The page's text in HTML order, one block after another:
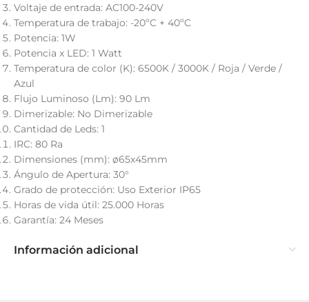
Voltaje de entrada: AC100-240V
Temperatura de trabajo: -20ºC + 40ºC
Potencia: 1W
Potencia x LED: 1 Watt
Temperatura de color (K): 6500K / 3000K / Roja / Verde /
Azul
Flujo Luminoso (Lm): 90 Lm
Dimerizable: No Dimerizable
Cantidad de Leds: 1
IRC: 80 Ra
Dimensiones (mm): ø65x45mm
Ángulo de Apertura: 30°
Grado de protección: Uso Exterior IP65
Horas de vida útil: 25.000 Horas
Garantía: 24 Meses
Información adicional